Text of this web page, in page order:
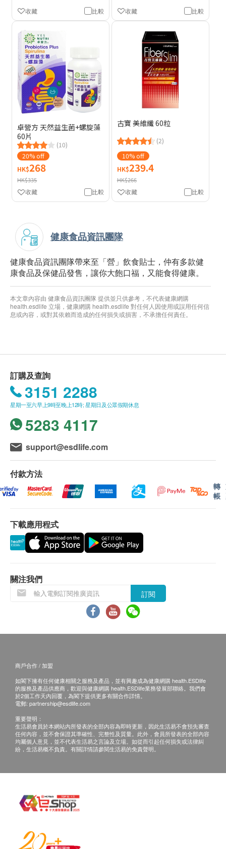
比較
收藏 比較
收藏
卓營方 天然益生菌+螺旋藻
60片
(10)
20% off
HK$268
HK$335
比較
收藏
古寶 美維纖 60粒
(2)
10% off
HK$239.4
HK$266
比較
收藏
健康食品資訊團隊
健康食品資訊團隊帶來至「營」飲食貼士，仲有多款健
康食品及保健品發售，讓你大飽口福，又能食得健康。
本文章內容由 健康食品資訊團隊 提供並只供參考，不代表健康網購
health.esdlife 立場，健康網購 health.esdlife 對任何人因使用或誤用任何信
息或內容，或對其依賴而造成的任何損失或損害，不承擔任何責任。
訂購及查詢
3151 2288
星期一至六早上9時至晚上12時; 星期日及公眾假期休息
5283 4117
support@esdlife.com
付款方法
轉
帳
下載應用程式
關注我們
訂閱
商戶合作 / 加盟
如閣下擁有任何健康相關之服務及產品，並有興趣成為健康網購 health.ESDlife
的服務及產品供應商，歡迎與健康網購 health.ESDlife業務發展部聯絡。我們會
於2個工作天內回覆，為閣下提供更多有關合作詳情。
電郵: partnership@esdlife.com
重要聲明：
生活易會員於本網站內所發表的全部內容為即時更新，因此生活易不會預先審查
任何內容，並不會保證其準確性、完整性及質量。此外，會員所發表的全部內容
均屬個人意見，並不代表生活易之言論及立場。如從而引起任何損失或法律糾
紛，生活易概不負責。有關詳情請參閱生活易的免責聲明。